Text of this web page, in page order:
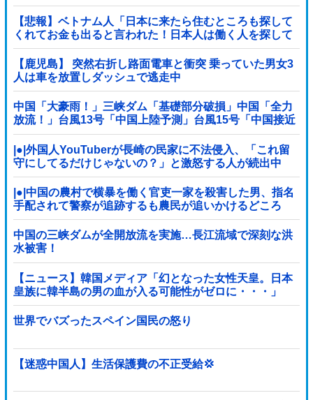
【悲報】ベトナム人「日本に来たら住むところも探して
くれてお金も出ると言われた！日本人は働く人を探して
いるから人が多いほうが助かると言われた！」ｗｗｗｗ
ｗｗｗｗ
【鹿児島】 突然右折し路面電車と衝突 乗っていた男女3
人は車を放置しダッシュで逃走中
中国「大豪雨！」三峡ダム「基礎部分破損」中国「全力
放流！」台風13号「中国上陸予測」台風15号「中国接近
（画像」中国「台風同時上陸！（穀物生産が壊滅危機」
→
|●|外国人YouTuberが長崎の民家に不法侵入、「これ留
守にしてるだけじゃないの？」と激怒する人が続出中
|●|中国の農村で横暴を働く官吏一家を殺害した男、指名
手配されて警察が追跡するも農民が追いかけるどころ
か……
中国の三峡ダムが全開放流を実施…長江流域で深刻な洪
水被害！
【ニュース】韓国メディア「幻となった女性天皇。日本
皇族に韓半島の男の血が入る可能性がゼロに・・・」
世界でバズったスペイン国民の怒り
【迷惑中国人】生活保護費の不正受給💢